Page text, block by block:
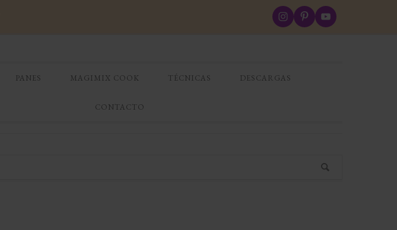
PANES MAGIMIX COOK TÉCNICAS DESCARGAS
CONTACTO